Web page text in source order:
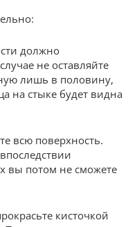
должно
не оставляйте
лишь в половину,
на стыке будет видна
всю поверхность.
вы потом не сможете
кисточкой